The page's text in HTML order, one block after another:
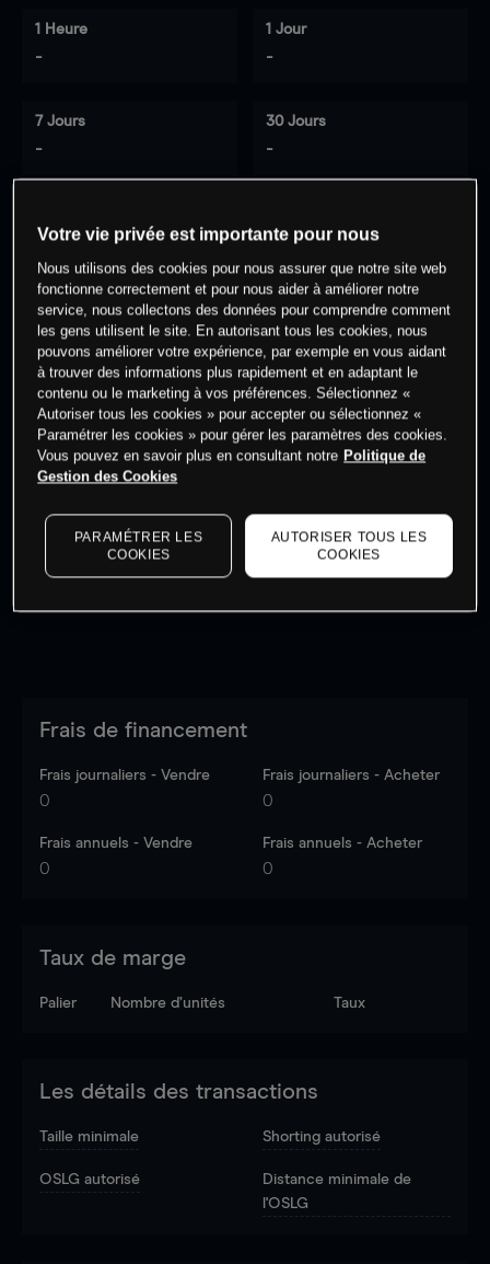
1 Heure
-
1 Jour
-
7 Jours
-
30 Jours
-
0% des clients ont une position à
cet actif
Commencez à trader
Les prix sont indicatifs.
dernières données du marché.Log into see latest
market data
Frais de financement
Frais journaliers - Vendre
0
Frais journaliers - Acheter
0
Frais annuels - Vendre
0
Frais annuels - Acheter
0
Taux de marge
Palier Nombre d’unités Taux
Les détails des transactions
Taille minimale Shorting autorisé
OSLG autorisé
Distance minimale de
l'OSLG
Votre vie privée est importante pour nous
Nous utilisons des cookies pour nous assurer que notre site web
fonctionne correctement et pour nous aider à améliorer notre
service, nous collectons des données pour comprendre comment
les gens utilisent le site. En autorisant tous les cookies, nous
pouvons améliorer votre expérience, par exemple en vous aidant
à trouver des informations plus rapidement et en adaptant le
contenu ou le marketing à vos préférences. Sélectionnez «
Autoriser tous les cookies » pour accepter ou sélectionnez «
Paramétrer les cookies » pour gérer les paramètres des cookies.
Vous pouvez en savoir plus en consultant notre Politique de
Gestion des Cookies
PARAMÉTRER LES
COOKIES
AUTORISER TOUS LES
COOKIES